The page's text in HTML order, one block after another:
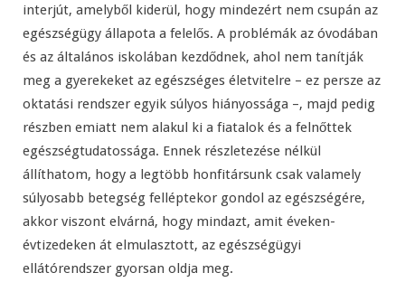
interjút, amelyből kiderül, hogy mindezért nem csupán az
egészségügy állapota a felelős. A problémák az óvodában
és az általános iskolában kezdődnek, ahol nem tanítják
meg a gyerekeket az egészséges életvitelre – ez persze az
oktatási rendszer egyik súlyos hiányossága –, majd pedig
részben emiatt nem alakul ki a fiatalok és a felnőttek
egészségtudatossága. Ennek részletezése nélkül
állíthatom, hogy a legtöbb honfitársunk csak valamely
súlyosabb betegség felléptekor gondol az egészségére,
akkor viszont elvárná, hogy mindazt, amit éveken-
évtizedeken át elmulasztott, az egészségügyi
ellátórendszer gyorsan oldja meg.